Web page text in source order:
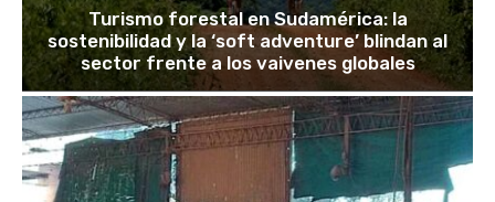
Turismo forestal en Sudamérica: la
sostenibilidad y la ‘soft adventure’ blindan al
sector frente a los vaivenes globales